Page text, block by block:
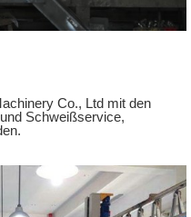
Co., Ltd mit den
Schweißservice,